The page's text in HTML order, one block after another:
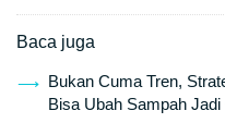
Baca juga
Bukan Cuma Tren,
Bisa Ubah Sampah